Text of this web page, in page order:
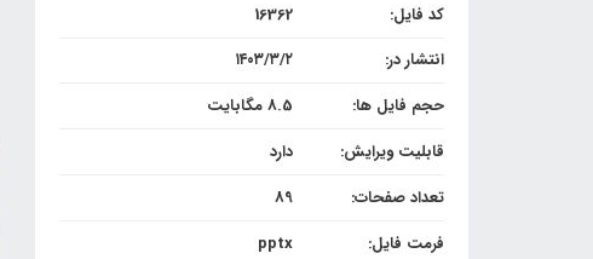
کد فایل:
16362
انتشار در:
۱۴۰۳/۳/۲
حجم فایل ها:
8.5 مگابایت
قابلیت ویرایش:
دارد
تعداد صفحات:
89
فرمت فایل:
pptx